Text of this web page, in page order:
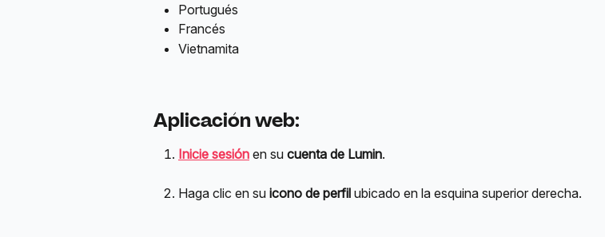
Portugués
Francés
Vietnamita
Aplicación web:
Inicie sesión en su cuenta de Lumin.
Haga clic en su icono de perfil ubicado en la esquina superior derecha.